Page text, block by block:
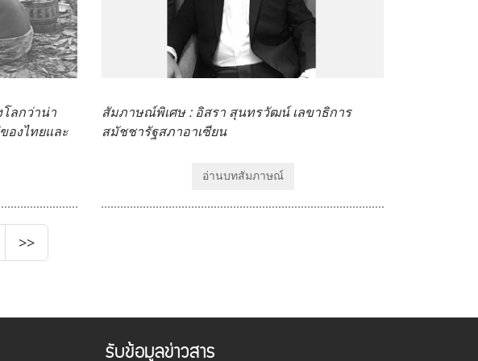
โลกว่าน่า
องไทยและ
สัมภาษณ์พิเศษ : อิสรา สุนทรวัฒน์ เลขาธิการ
สมัชชารัฐสภาอาเซียน
อ่านบทสัมภาษณ์
>>
รับข้อมูลข่าวสาร